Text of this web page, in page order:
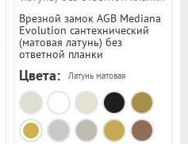
Врезной замок AGB Mediana
Evolution сантехнический
(матовая латунь) без
ответной планки
Цвета: Латунь матовая